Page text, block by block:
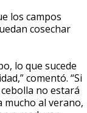
los campos
cosechar
lo que sucede
comentó. “Si
no estará
mucho al verano,